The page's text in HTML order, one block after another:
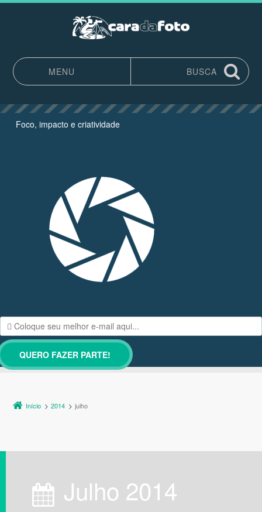
MENU
BUSCA
Foco, impacto e criatividade
Início 2014 julho
julho 2014